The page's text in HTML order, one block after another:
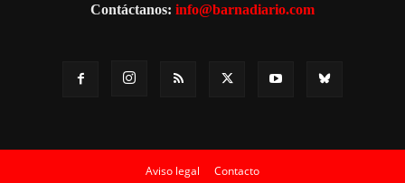
Contáctanos: info@barnadiario.com
Aviso legal Contacto